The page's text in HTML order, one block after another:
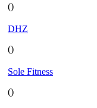
()
DHZ
()
Sole Fitness
()